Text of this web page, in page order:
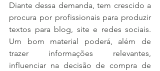
Diante dessa demanda, tem crescido a
procura por profissionais para produzir
textos para blog, site e redes sociais.
Um bom material poderá, além de
trazer informações relevantes,
influenciar na decisão de compra de